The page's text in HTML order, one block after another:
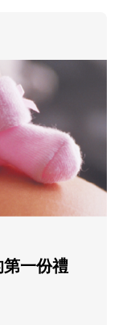
一份禮